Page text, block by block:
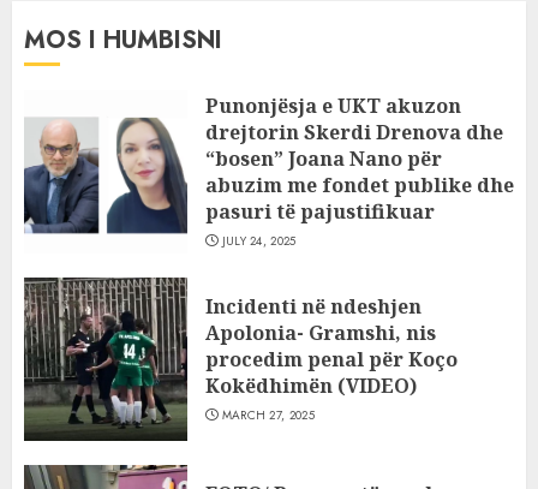
MOS I HUMBISNI
Punonjësja e UKT akuzon
drejtorin Skerdi Drenova dhe
“bosen” Joana Nano për
abuzim me fondet publike dhe
pasuri të pajustifikuar
JULY 24, 2025
Incidenti në ndeshjen
Apolonia- Gramshi, nis
procedim penal për Koço
Kokëdhimën (VIDEO)
MARCH 27, 2025